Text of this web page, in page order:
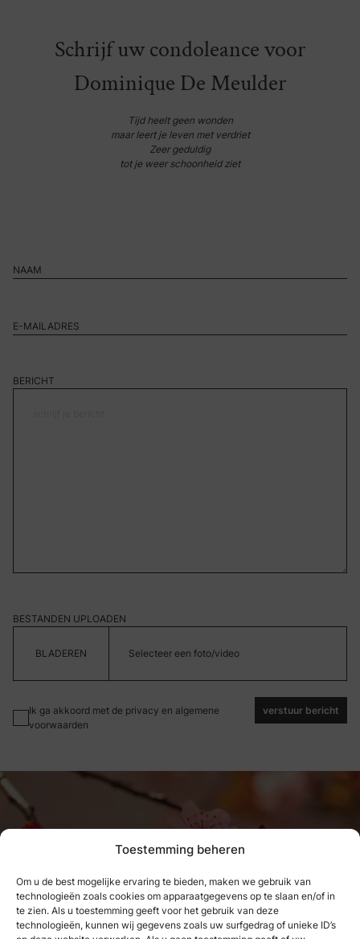
Toestemming beheren
Om u de best mogelijke ervaring te bieden, maken we gebruik van
technologieën zoals cookies om apparaatgegevens op te slaan en/of in
te zien. Als u toestemming geeft voor het gebruik van deze
technologieën, kunnen wij gegevens zoals uw surfgedrag of unieke ID’s
Schrijf uw condoleance voor
Dominique De Meulder
Tijd heelt geen wonden
maar leert je leven met verdriet
Zeer geduldig
tot je weer schoonheid ziet
BERICHT
BESTANDEN UPLOADEN
Selecteer een foto/video
Ik ga akkoord met de privacy en algemene
voorwaarden
verstuur bericht
Wat we hebben genoten, kunnen